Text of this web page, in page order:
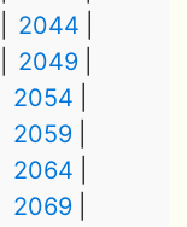
2044
2049
2054
2059
2064
2069